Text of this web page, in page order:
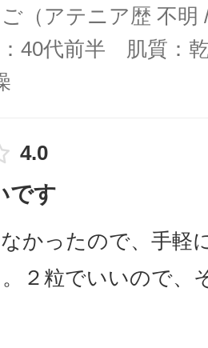
（アテニア歴 不
40代前半 肌質：
4.0
です
かったので、手軽
２粒でいいので、